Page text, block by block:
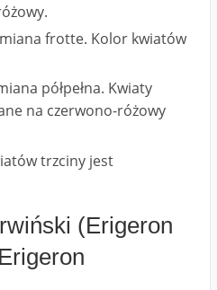
frotte. Kolor kwiatów
półpełna. Kwiaty
na czerwono-różowy
trzciny jest
(Erigeron